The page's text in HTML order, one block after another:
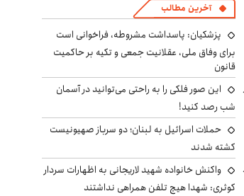
آخرین مطالب
پزشکیان: پاسداشت مشروطه، فراخوانی است
برای وفاق ملی، عقلانیت جمعی و تکیه بر حاکمیت
قانون
این صور فلکی را به راحتی می‌توانید در آسمان
شب رصد کنید!
حملات اسرائیل به لبنان؛ دو سرباز صهیونیست
کشته شدند
واکنش خانواده شهید لاریجانی به اظهارات سردار
کوثری: شهدا هیچ تلفن همراهی نداشتند